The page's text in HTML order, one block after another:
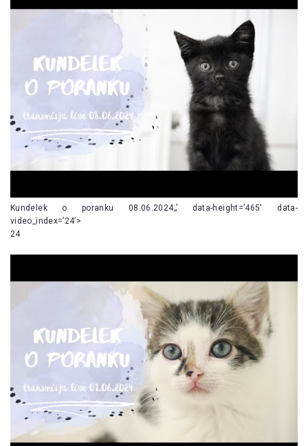
Kundelek o poranku 08.06.2024„’ data-height=’465′ data-
video_index=’24’>
24